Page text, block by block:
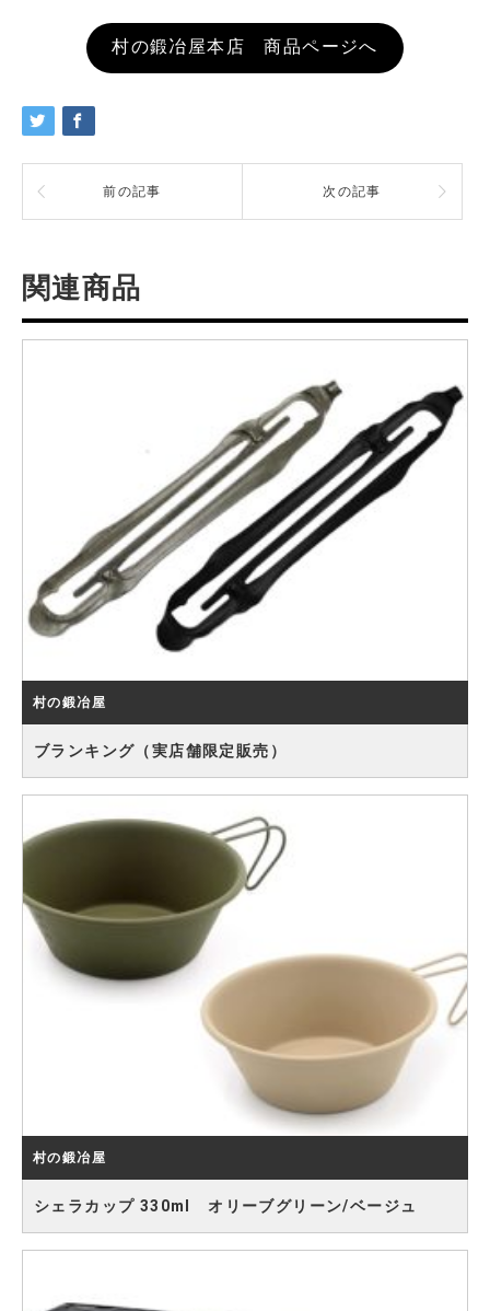
村の鍛冶屋本店 商品ページへ
前の記事 次の記事
関連商品
村の鍛冶屋
ブランキング（実店舗限定販売）
村の鍛冶屋
シェラカップ 330ml オリーブグリーン/ベージュ